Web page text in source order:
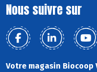
Nous suivre sur
Votre magasin